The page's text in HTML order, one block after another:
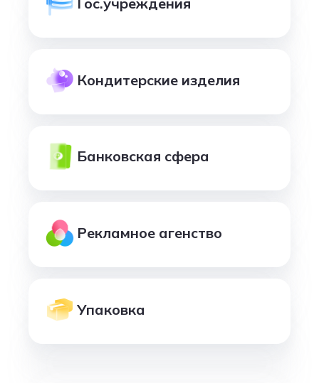
Кондитерские изделия
Банковская сфера
Рекламное агенство
Упаковка